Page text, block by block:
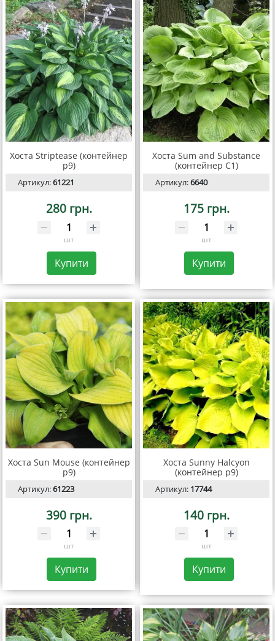
Хоста Striptease (контейнер
р9)
Артикул:61221
280 грн.
шт
Купити
Хоста Sum and Substance
(контейнер С1)
Артикул:6640
175 грн.
шт
Купити
Хоста Sun Mouse (контейнер
р9)
Артикул:61223
390 грн.
шт
Купити
Хоста Sunny Halcyon
(контейнер р9)
Артикул: 17744
140 грн.
шт
Купити